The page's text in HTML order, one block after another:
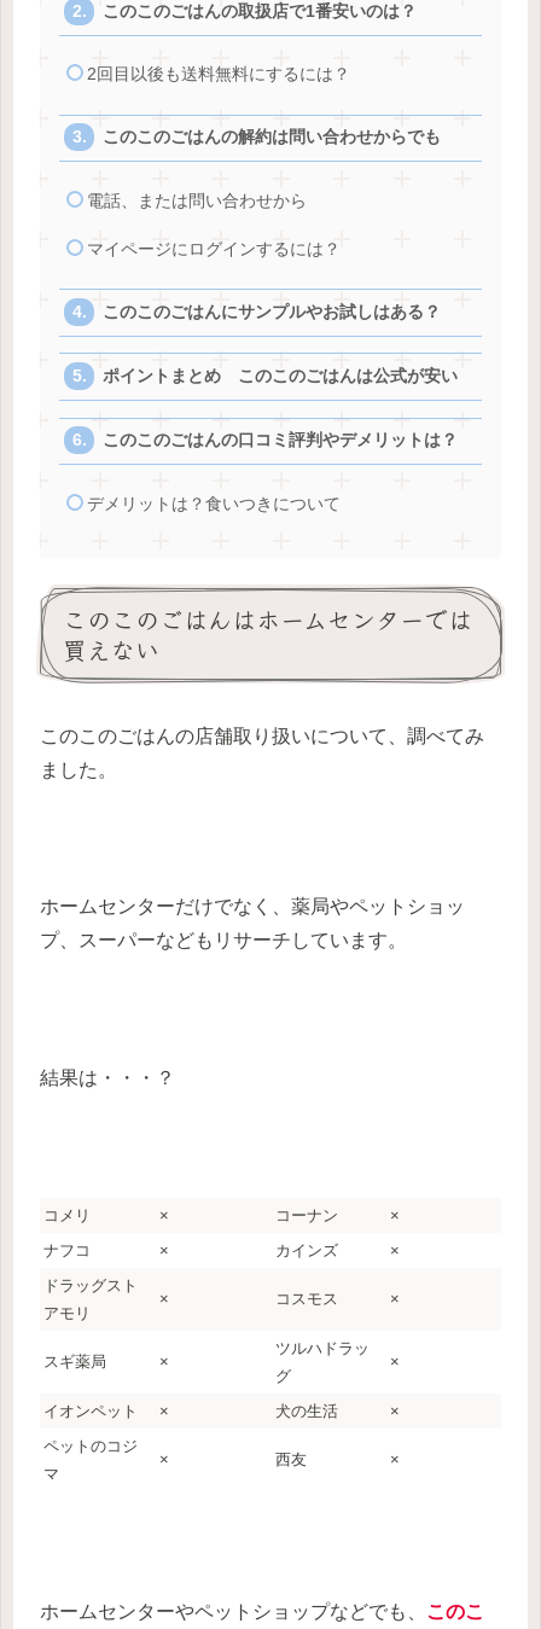
このこのごはんの取扱店で1番安いのは？
2回目以後も送料無料にするには？
このこのごはんの解約は問い合わせからでも
電話、または問い合わせから
マイページにログインするには？
このこのごはんにサンプルやお試しはある？
ポイントまとめ このこのごはんは公式が安い
このこのごはんの口コミ評判やデメリットは？
デメリットは？食いつきについて
このこのごはんはホームセンターでは
買えない
このこのごはんの店舗取り扱いについて、調べてみ
ました。
ホームセンターだけでなく、薬局やペットショッ
プ、スーパーなどもリサーチしています。
結果は・・・？
コメリ × コーナン
×
ナフコ
× カインズ
×
ドラッグスト
アモリ
× コスモス ×
スギ薬局 ×
ツルハドラッ
グ
×
イオンペット × 犬の生活
×
ペットのコジ
マ
× 西友 ×
ホームセンターやペットショップなどでも、 このこ